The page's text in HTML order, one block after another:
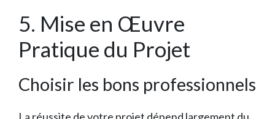
5. Mise en Œuvre
Pratique du Projet
Choisir les bons professionnels